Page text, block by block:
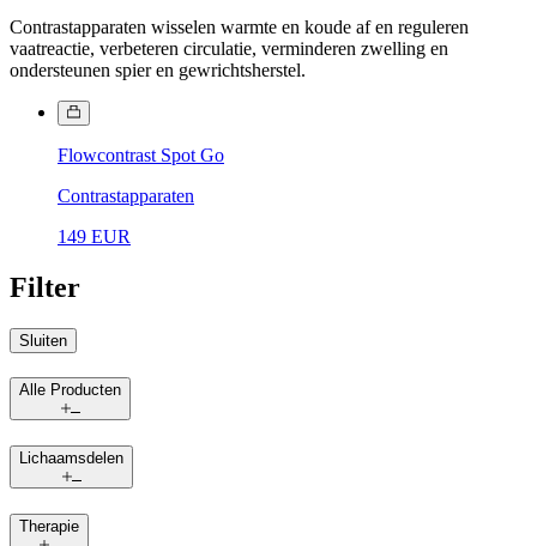
Contrastapparaten wisselen warmte en koude af en reguleren
vaatreactie, verbeteren circulatie, verminderen zwelling en
ondersteunen spier en gewrichtsherstel.
Flowcontrast Spot Go
Contrastapparaten
149 EUR
Filter
Sluiten
Alle Producten
Lichaamsdelen
Therapie